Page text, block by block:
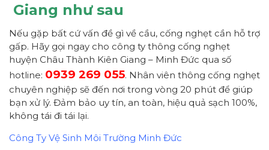
Giang như sau
Nếu gặp bất cứ vấn đề gì về cầu, cống nghẹt cần hỗ trợ
gấp. Hãy gọi ngay cho công ty thông cống nghẹt
huyện Châu Thành Kiên Giang – Minh Đức qua số
hotline: 0939 269 055. Nhân viên thông cống nghẹt
chuyên nghiệp sẽ đến nơi trong vòng 20 phút để giúp
bạn xử lý. Đảm bảo uy tín, an toàn, hiệu quả sạch 100%,
không tái đi tái lại.
Công Ty Vệ Sinh Môi Trường Minh Đức